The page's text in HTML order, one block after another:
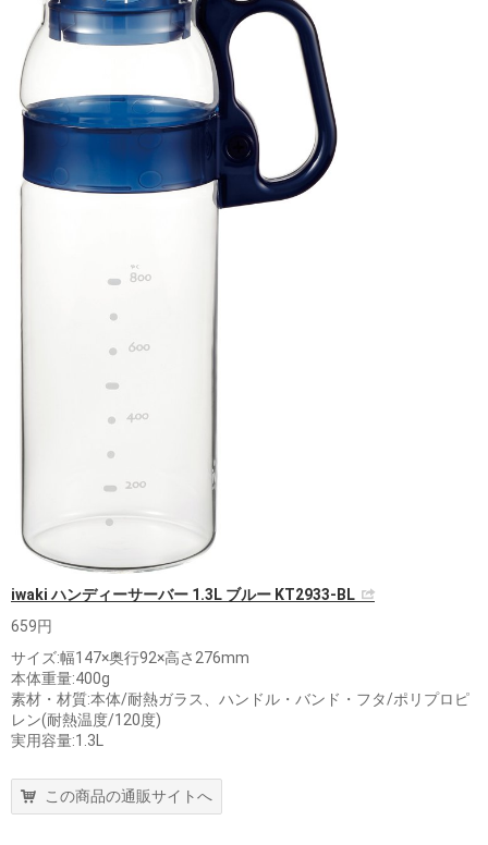
iwaki ハンディーサーバー 1.3L ブルー KT2933-BL
659円
サイズ:幅147×奥行92×高さ276mm
本体重量:400g
素材・材質:本体/耐熱ガラス、ハンドル・バンド・フタ/ポリプロピ
レン(耐熱温度/120度)
実用容量:1.3L
この商品の通販サイトへ